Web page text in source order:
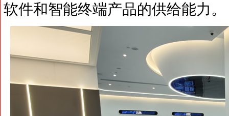
软件和智能终端产品的供给能力。